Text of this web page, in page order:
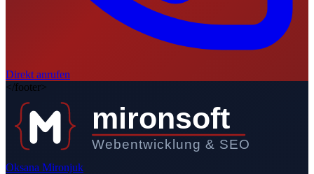
Direkt anrufen
</footer>
mironsoft
Webentwicklung & SEO
Oksana Mironjuk